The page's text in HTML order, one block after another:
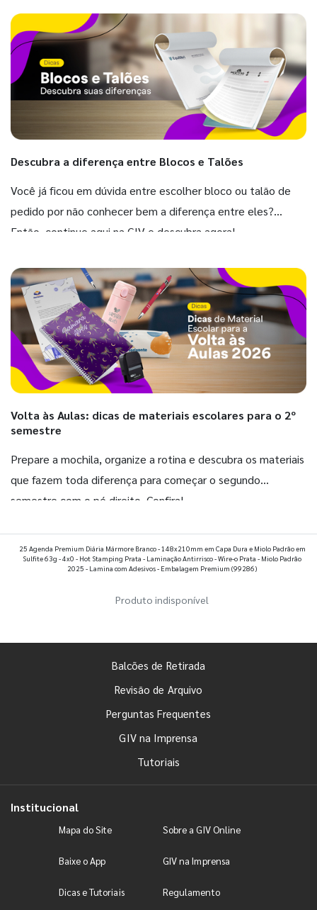
Descubra a diferença entre Blocos e Talões
Você já ficou em dúvida entre escolher bloco ou talão de
pedido por não conhecer bem a diferença entre eles?
Então, continue aqui na GIV e descubra agora!
Volta às Aulas: dicas de materiais escolares para o 2º
semestre
Prepare a mochila, organize a rotina e descubra os materiais
que fazem toda diferença para começar o segundo
semestre com o pé direito. Confira!
25 Agenda Premium Diária Mármore Branco - 148x210mm em Capa Dura e Miolo Padrão em
Sulfite 63g - 4x0 - Hot Stamping Prata - Laminação Antirrisco - Wire-o Prata - Miolo Padrão
2025 - Lamina com Adesivos - Embalagem Premium (99286)
Produto indisponível
Balcões de Retirada
Revisão de Arquivo
Perguntas Frequentes
GIV na Imprensa
Tutoriais
Institucional
Mapa do Site Sobre a GIV Online
Baixe o App GIV na Imprensa
Dicas e Tutoriais Regulamento